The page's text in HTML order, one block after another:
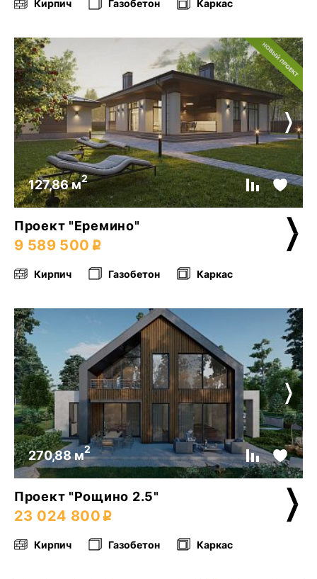
Кирпич Газобетон Каркас
127,86 м2
Проект "Еремино"
9 589 500
Кирпич Газобетон Каркас
270,88 м2
Проект "Рощино 2.5"
23 024 800
Кирпич Газобетон Каркас